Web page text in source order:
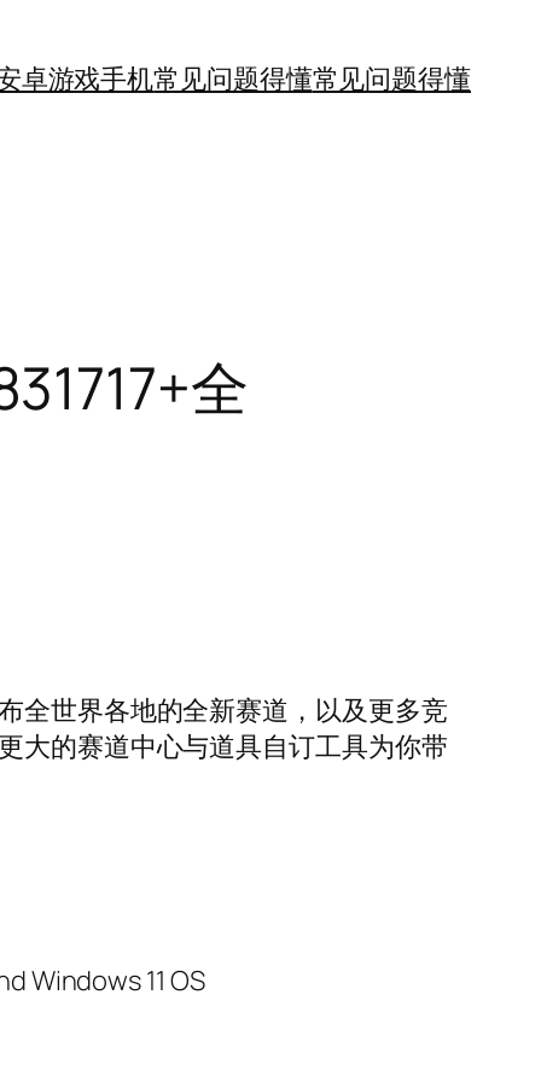
卓游戏手机常见问题得懂常见问题得懂
全
全世界各地的全新赛道，以及更多竞
大的赛道中心与道具自订工具为你带
Windows 11 OS